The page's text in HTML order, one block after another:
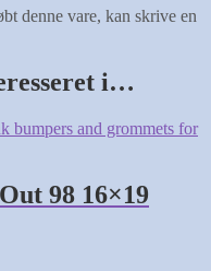
denne vare, kan skrive en
i…
98 16×19